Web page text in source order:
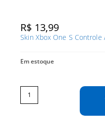
R$ 13,99
Skin Xbox One S Controle
Em estoque
Skin
Xbox
One
Adesivo